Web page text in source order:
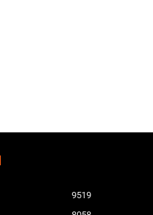
9519